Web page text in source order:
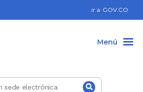
(Dirección, teléfono, etc.)
ir a GOV.CO
Buscar
Menú